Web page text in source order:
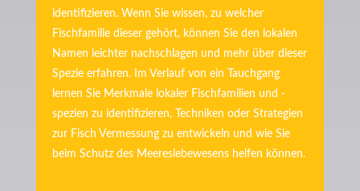
identifizieren. Wenn Sie wissen, zu welcher
Fischfamilie dieser gehört, können Sie den lokalen
Namen leichter nachschlagen und mehr über dieser
Spezie erfahren. Im Verlauf von ein Tauchgang
lernen Sie Merkmale lokaler Fischfamilien und -
spezien zu identifizieren, Techniken oder Strategien
zur Fisch Vermessung zu entwickeln und wie Sie
beim Schutz des Meereslebewesens helfen können.